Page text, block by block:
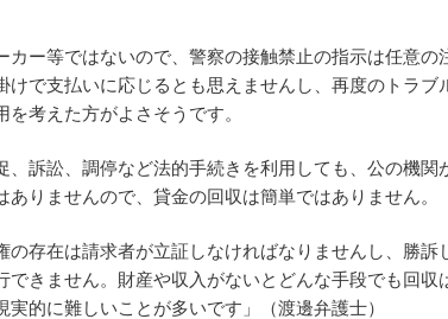
カー等ではないので、警察の接触禁止の指示は任意
けで支払いに応じるとも思えませんし、再度のトラ
を考えた方がよさそうです。
、訴訟、調停など法的手続きを利用しても、公の機関
ありませんので、貸金の回収は簡単ではありません。
の存在は請求者が立証しなければなりませんし、勝訴
できません。財産や収入がないとどんな手段でも回
実的に難しいことが多いです」（渡邊弁護士）